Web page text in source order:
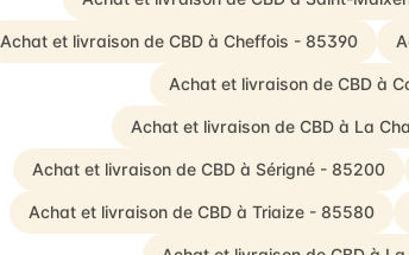
Achat et livraison de CBD à Cheffois - 85390
Achat et livraison de CBD à
Achat et livraison de CBD à La
Achat et livraison de CBD à Sérigné - 85200
Achat et livraison de CBD à Triaize - 85580